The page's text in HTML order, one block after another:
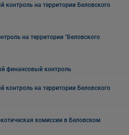
на территории Беловского
на территории "Беловского
финансовый контроль
на территории Беловского
комиссии в Беловском